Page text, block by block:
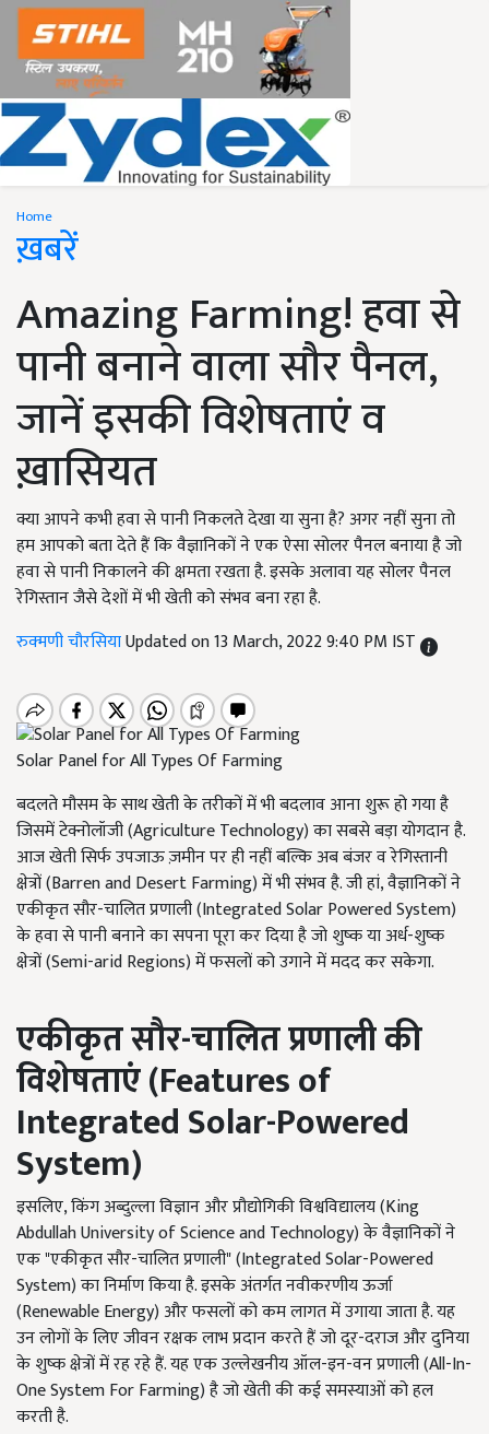
Home
ख़बरें
Amazing Farming! हवा से
पानी बनाने वाला सौर पैनल,
जानें इसकी विशेषताएं व
ख़ासियत
क्या आपने कभी हवा से पानी निकलते देखा या सुना है? अगर नहीं सुना तो
हम आपको बता देते हैं कि वैज्ञानिकों ने एक ऐसा सोलर पैनल बनाया है जो
हवा से पानी निकालने की क्षमता रखता है. इसके अलावा यह सोलर पैनल
रेगिस्तान जैसे देशों में भी खेती को संभव बना रहा है.
रुक्मणी चौरसियाUpdated on 13 March, 2022 9:40 PM IST
Solar Panel for All Types Of Farming
बदलते मौसम के साथ खेती के तरीकों में भी बदलाव आना शुरू हो गया है
जिसमें टेक्नोलॉजी (Agriculture Technology) का सबसे बड़ा योगदान है.
आज खेती सिर्फ उपजाऊ ज़मीन पर ही नहीं बल्कि अब बंजर व रेगिस्तानी
क्षेत्रों (Barren and Desert Farming) में भी संभव है. जी हां, वैज्ञानिकों ने
एकीकृत सौर-चालित प्रणाली (Integrated Solar Powered System)
के हवा से पानी बनाने का सपना पूरा कर दिया है जो शुष्क या अर्ध-शुष्क
क्षेत्रों (Semi-arid Regions) में फसलों को उगाने में मदद कर सकेगा.
एकीकृत सौर-चालित प्रणाली की
विशेषताएं (Features of
Integrated Solar-Powered
System)
इसलिए, किंग अब्दुल्ला विज्ञान और प्रौद्योगिकी विश्वविद्यालय (King
Abdullah University of Science and Technology) के वैज्ञानिकों ने
एक "एकीकृत सौर-चालित प्रणाली" (Integrated Solar-Powered
System) का निर्माण किया है. इसके अंतर्गत नवीकरणीय ऊर्जा
(Renewable Energy) और फसलों को कम लागत में उगाया जाता है. यह
उन लोगों के लिए जीवन रक्षक लाभ प्रदान करते हैं जो दूर-दराज और दुनिया
के शुष्क क्षेत्रों में रह रहे हैं. यह एक उल्लेखनीय ऑल-इन-वन प्रणाली (All-In-
One System For Farming) है जो खेती की कई समस्याओं को हल
करती है.